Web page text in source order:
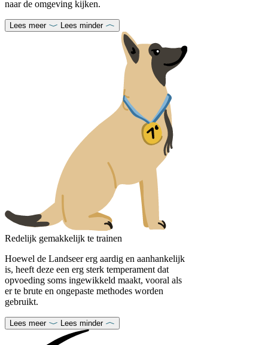
naar de omgeving kijken.
Lees meer Lees minder
Redelijk gemakkelijk te trainen
Hoewel de Landseer erg aardig en aanhankelijk
is, heeft deze een erg sterk temperament dat
opvoeding soms ingewikkeld maakt, vooral als
er te brute en ongepaste methodes worden
gebruikt.
Lees meer Lees minder